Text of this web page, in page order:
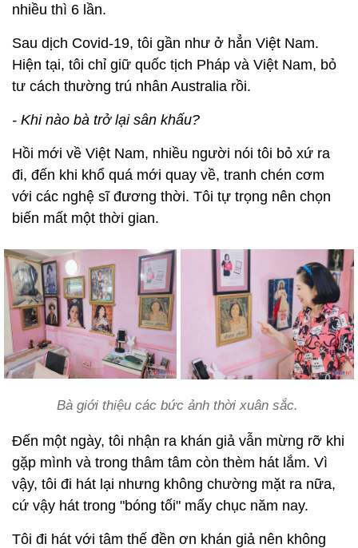
nhiều thì 6 lần.
Sau dịch Covid-19, tôi gần như ở hẳn Việt Nam.
Hiện tại, tôi chỉ giữ quốc tịch Pháp và Việt Nam, bỏ
tư cách thường trú nhân Australia rồi.
- Khi nào bà trở lại sân khấu?
Hồi mới về Việt Nam, nhiều người nói tôi bỏ xứ ra
đi, đến khi khổ quá mới quay về, tranh chén cơm
với các nghệ sĩ đương thời. Tôi tự trọng nên chọn
biến mất một thời gian.
Bà giới thiệu các bức ảnh thời xuân sắc.
Đến một ngày, tôi nhận ra khán giả vẫn mừng rỡ khi
gặp mình và trong thâm tâm còn thèm hát lắm. Vì
vậy, tôi đi hát lại nhưng không chường mặt ra nữa,
cứ vậy hát trong "bóng tối" mấy chục năm nay.
Tôi đi hát với tâm thế đền ơn khán giả nên không